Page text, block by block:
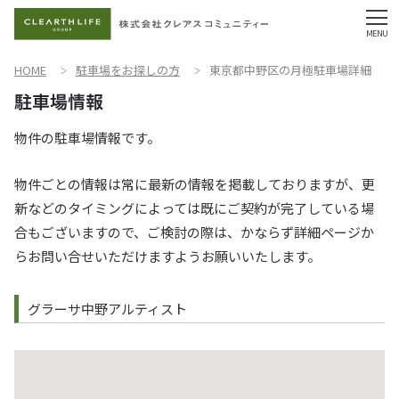
HOME 駐車場をお探しの方 東京都中野区の月極駐車場詳細
物件の駐車場情報です。
物件ごとの情報は常に最新の情報を掲載しておりますが、更
新などのタイミングによっては既にご契約が完了している場
合もございますので、ご検討の際は、かならず詳細ページか
らお問い合せいただけますようお願いいたします。
グラーサ中野アルティスト